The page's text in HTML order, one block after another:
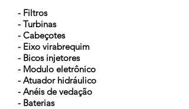
- Filtros
- Turbinas
- Cabeçotes
- Eixo virabrequim
- Bicos injetores
- Modulo eletrônico
- Atuador hidráulico
- Anéis de vedação
- Baterias